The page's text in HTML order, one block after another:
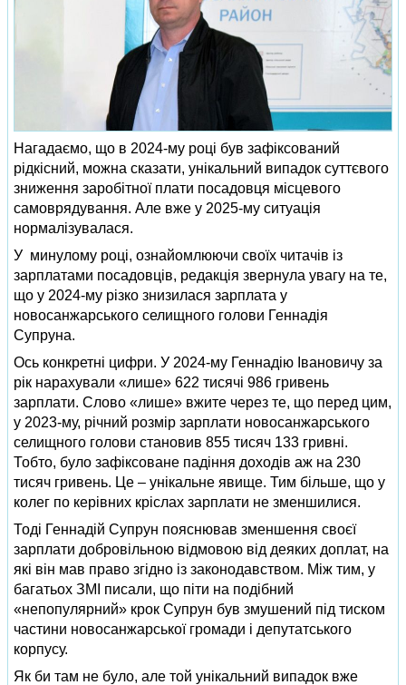
Нагадаємо, що в 2024-му році був зафіксований
рідкісний, можна сказати, унікальний випадок суттєвого
зниження заробітної плати посадовця місцевого
самоврядування. Але вже у 2025-му ситуація
нормалізувалася.
У минулому році, ознайомлюючи своїх читачів із
зарплатами посадовців, редакція звернула увагу на те,
що у 2024-му різко знизилася зарплата у
новосанжарського селищного голови Геннадія
Супруна.
Ось конкретні цифри. У 2024-му Геннадію Івановичу за
рік нарахували «лише» 622 тисячі 986 гривень
зарплати. Слово «лише» вжите через те, що перед цим,
у 2023-му, річний розмір зарплати новосанжарського
селищного голови становив 855 тисяч 133 гривні.
Тобто, було зафіксоване падіння доходів аж на 230
тисяч гривень. Це – унікальне явище. Тим більше, що у
колег по керівних кріслах зарплати не зменшилися.
Тоді Геннадій Супрун пояснював зменшення своєї
зарплати добровільною відмовою від деяких доплат, на
які він мав право згідно із законодавством. Між тим, у
багатьох ЗМІ писали, що піти на подібний
«непопулярний» крок Супрун був змушений під тиском
частини новосанжарської громади і депутатського
корпусу.
Як би там не було, але той унікальний випадок вже